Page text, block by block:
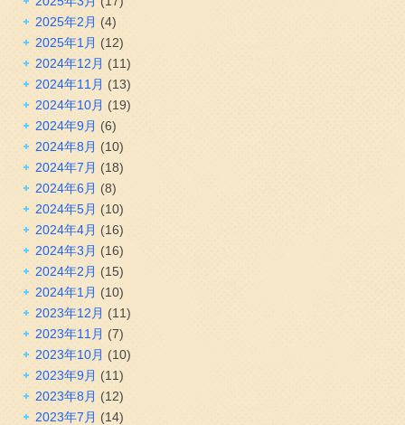
2025年2月 (4)
2025年1月 (12)
2024年12月 (11)
2024年11月 (13)
2024年10月 (19)
2024年9月 (6)
2024年8月 (10)
2024年7月 (18)
2024年6月 (8)
2024年5月 (10)
2024年4月 (16)
2024年3月 (16)
2024年2月 (15)
2024年1月 (10)
2023年12月 (11)
2023年11月 (7)
2023年10月 (10)
2023年9月 (11)
2023年8月 (12)
2023年7月 (14)